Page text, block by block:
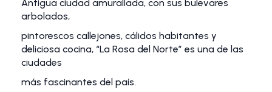
Antigua ciudad amurallada, con sus bulevares
arbolados,
pintorescos callejones, cálidos habitantes y
deliciosa cocina, “La Rosa del Norte” es una de las
ciudades
más fascinantes del país.